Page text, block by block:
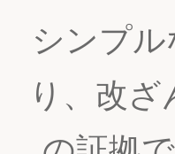
シンプ
り、改